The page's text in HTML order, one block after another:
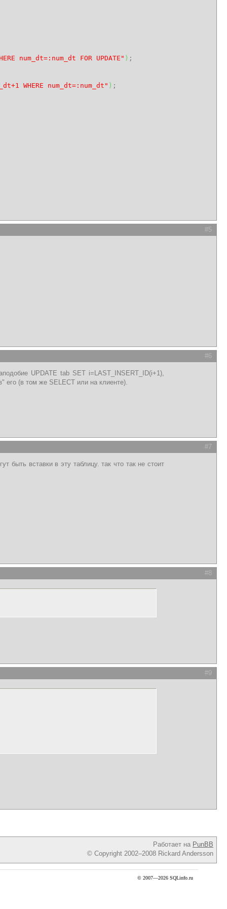
num_dt=:num_dt FOR UPDATE" ) ;
WHERE num_dt=:num_dt" ) ;
#5
#6
UPDATE tab SET i=LAST_INSERT_ID(i+1),
его (в том же SELECT или на клиенте).
#7
быть вставки в эту таблицу. так что так не стоит
#8
#9
Работает на PunBB
© Copyright 2002–2008 Rickard Andersson
© 2007—2026 SQLinfo.ru